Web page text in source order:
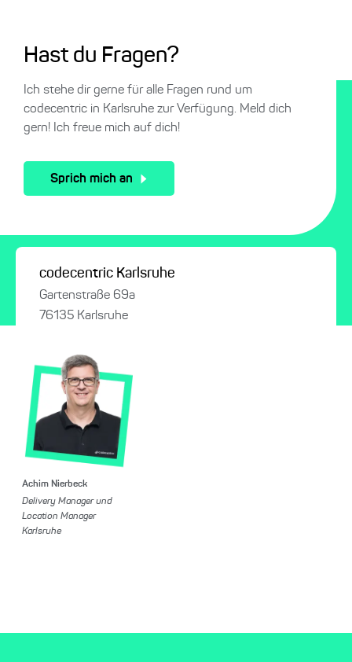
Hast du Fragen?
Ich stehe dir gerne für alle Fragen rund um
codecentric in Karlsruhe zur Verfügung. Meld dich
gern! Ich freue mich auf dich!
Sprich mich an
codecentric Karlsruhe
Gartenstraße 69a
76135 Karlsruhe
Achim Nierbeck
Delivery Manager und
Location Manager
Karlsruhe